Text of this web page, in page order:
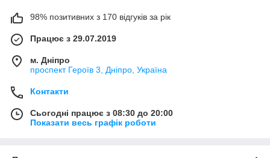
98% позитивних з 170 відгуків за рік
Працює з 29.07.2019
м. Дніпро
проспект Героїв 3, Дніпро, Україна
Контакти
Сьогодні працює з 08:30 до 20:00
Показати весь графік роботи